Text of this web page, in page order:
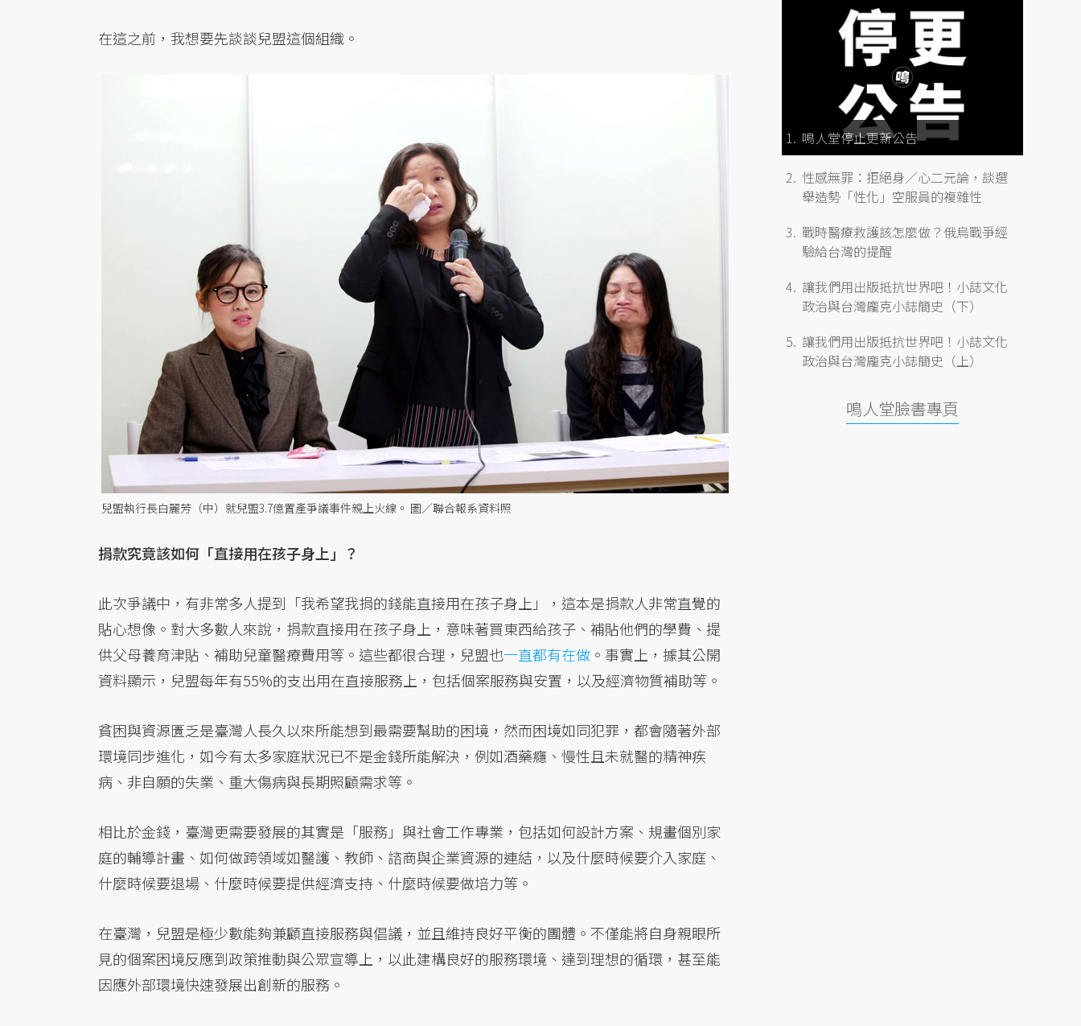
在這之前，我想要先談談兒盟這個組織。
兒盟執行長白麗芳（中）就兒盟3.7億置產爭議事件親上火線。 圖／聯合報系資料照
捐款究竟該如何「直接用在孩子身上」？
此次爭議中，有非常多人提到「我希望我捐的錢能直接用在孩子身上」，這本是捐款人非常直覺的
貼心想像。對大多數人來說，捐款直接用在孩子身上，意味著買東西給孩子、補貼他們的學費、提
供父母養育津貼、補助兒童醫療費用等。這些都很合理，兒盟也一直都有在做 。事實上，據其公開
資料顯示，兒盟每年有55%的支出用在直接服務上，包括個案服務與安置，以及經濟物質補助等。
貧困與資源匱乏是臺灣人長久以來所能想到最需要幫助的困境，然而困境如同犯罪，都會隨著外部
環境同步進化，如今有太多家庭狀況已不是金錢所能解決，例如酒藥癮、慢性且未就醫的精神疾
病、非自願的失業、重大傷病與長期照顧需求等。
相比於金錢，臺灣更需要發展的其實是「服務」與社會工作專業，包括如何設計方案、規畫個別家
庭的輔導計畫、如何做跨領域如醫護、教師、諮商與企業資源的連結，以及什麼時候要介入家庭、
什麼時候要退場、什麼時候要提供經濟支持、什麼時候要做培力等。
在臺灣，兒盟是極少數能夠兼顧直接服務與倡議，並且維持良好平衡的團體。不僅能將自身親眼所
見的個案困境反應到政策推動與公眾宣導上，以此建構良好的服務環境、達到理想的循環，甚至能
因應外部環境快速發展出創新的服務。
鳴人堂停止更新公告
性感無罪：拒絕身／心二元論，談選
舉造勢「性化」空服員的複雜性
戰時醫療救護該怎麼做？俄烏戰爭經
驗給台灣的提醒
讓我們用出版抵抗世界吧！小誌文化
政治與台灣龐克小誌簡史（下）
讓我們用出版抵抗世界吧！小誌文化
政治與台灣龐克小誌簡史（上）
鳴人堂臉書專頁